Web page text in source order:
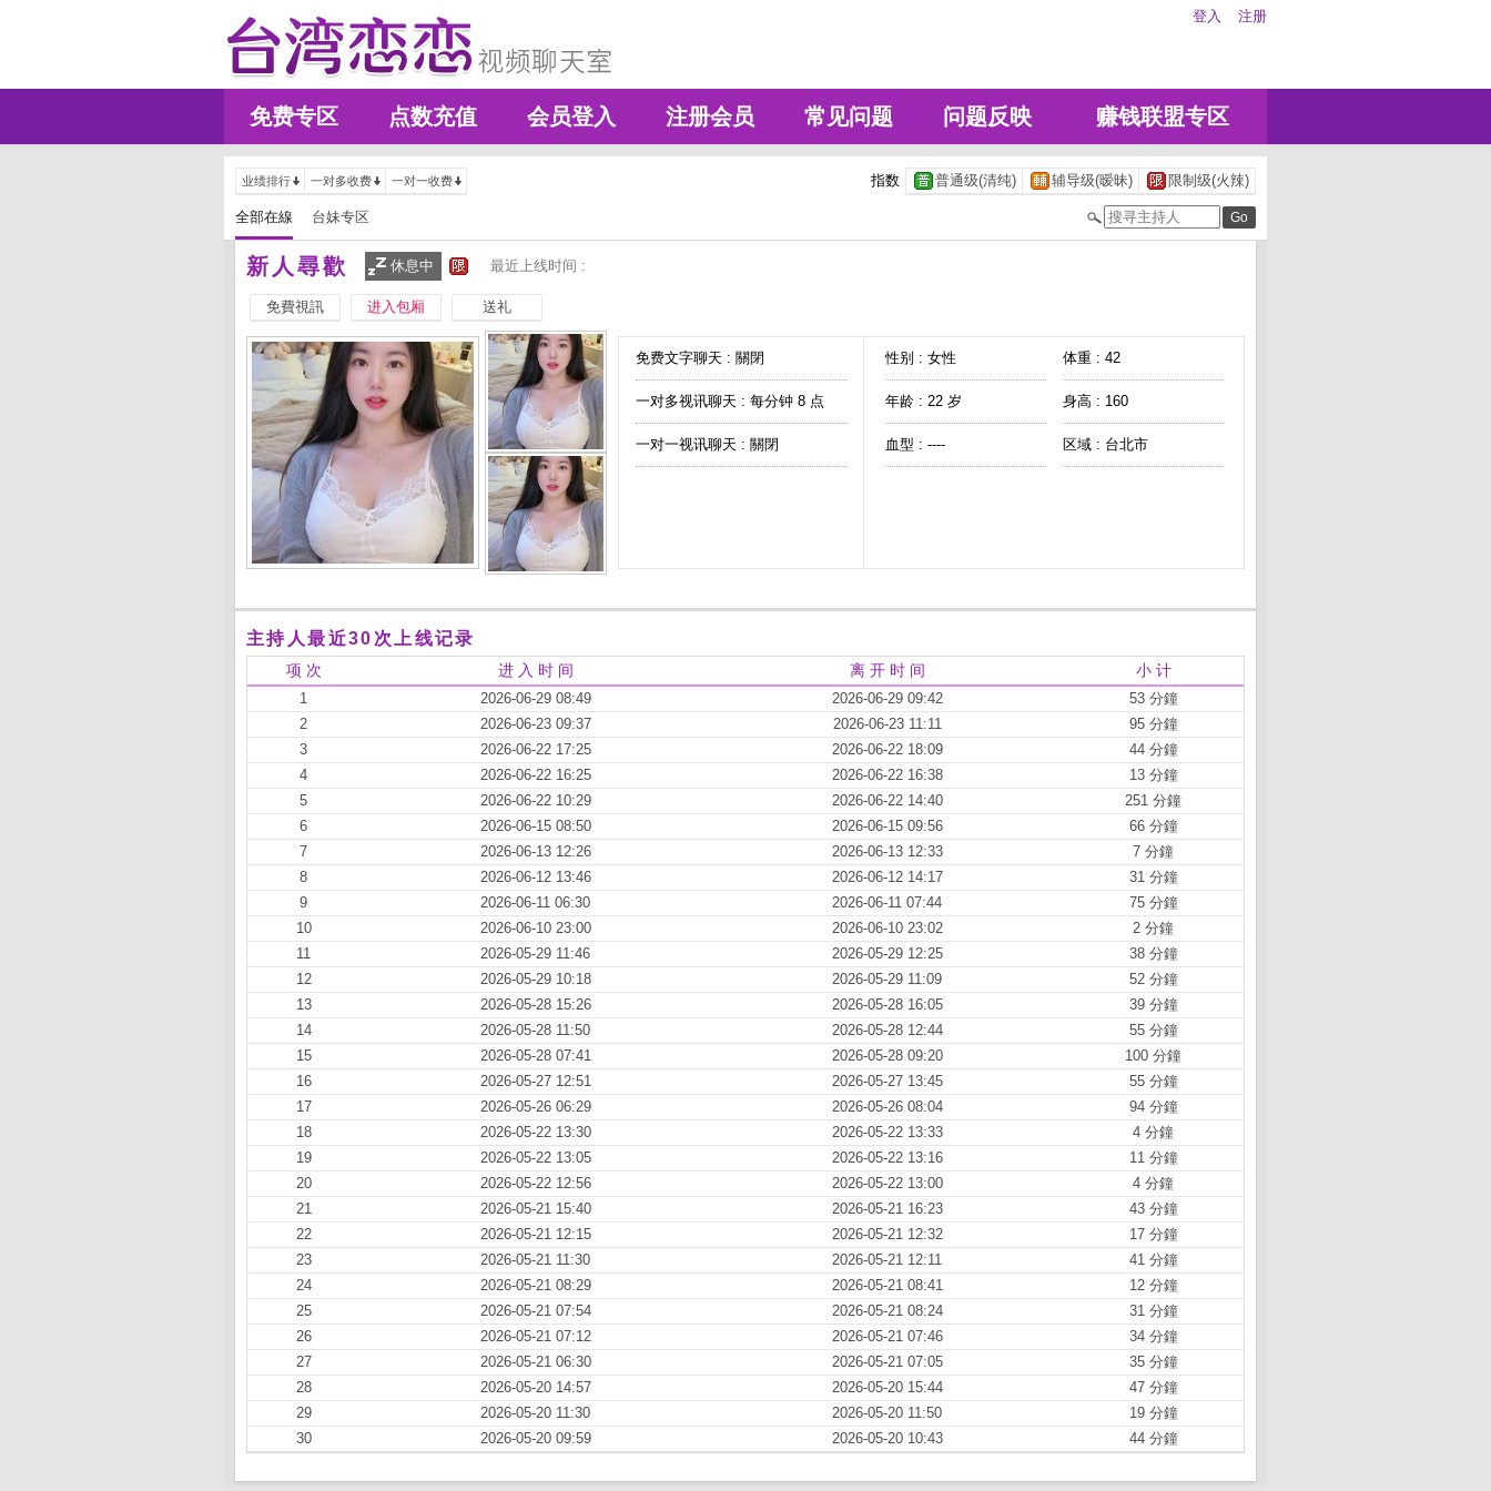
登入 注册
免费专区 点数充值 会员登入 注册会员 常见问题 问题反映 赚钱联盟专区
业绩排行 一对多收费 一对一收费 指数 普通级(清纯) 辅导级(暧昧) 限制级(火辣)
全部在線 台妹专区
新人尋歡 休息中 最近上线时间 :
免費視訊 进入包厢 送礼
免费文字聊天 : 關閉
一对多视讯聊天 : 每分钟 8 点
一对一视讯聊天 : 關閉
性别 : 女性 体重 : 42
年龄 : 22 岁 身高 : 160
血型 : ---- 区域 : 台北市
主持人最近30次上线记录
项 次 进 入 时 间 离 开 时 间 小 计
1 2026-06-29 08:49 2026-06-29 09:42
53 分鐘
2
2026-06-23 09:37 2026-06-23 11:11
95 分鐘
3
2026-06-22 17:25 2026-06-22 18:09
44 分鐘
4
2026-06-22 16:25 2026-06-22 16:38
13 分鐘
5
2026-06-22 10:29 2026-06-22 14:40
251 分鐘
6
2026-06-15 08:50 2026-06-15 09:56
66 分鐘
7
2026-06-13 12:26 2026-06-13 12:33
7 分鐘
8
2026-06-12 13:46 2026-06-12 14:17
31 分鐘
9
2026-06-11 06:30 2026-06-11 07:44
75 分鐘
10
2026-06-10 23:00 2026-06-10 23:02
2 分鐘
11
2026-05-29 11:46 2026-05-29 12:25
38 分鐘
12
2026-05-29 10:18 2026-05-29 11:09
52 分鐘
13
2026-05-28 15:26 2026-05-28 16:05
39 分鐘
14
2026-05-28 11:50 2026-05-28 12:44
55 分鐘
15
2026-05-28 07:41 2026-05-28 09:20
100 分鐘
16
2026-05-27 12:51 2026-05-27 13:45
55 分鐘
17
2026-05-26 06:29 2026-05-26 08:04
94 分鐘
18
2026-05-22 13:30 2026-05-22 13:33
4 分鐘
19
2026-05-22 13:05 2026-05-22 13:16
11 分鐘
20
2026-05-22 12:56 2026-05-22 13:00
4 分鐘
21
2026-05-21 15:40 2026-05-21 16:23
43 分鐘
22
2026-05-21 12:15 2026-05-21 12:32
17 分鐘
23
2026-05-21 11:30 2026-05-21 12:11
41 分鐘
24
2026-05-21 08:29 2026-05-21 08:41
12 分鐘
25
2026-05-21 07:54 2026-05-21 08:24
31 分鐘
26
2026-05-21 07:12 2026-05-21 07:46
34 分鐘
27
2026-05-21 06:30 2026-05-21 07:05
35 分鐘
28
2026-05-20 14:57 2026-05-20 15:44
47 分鐘
29
2026-05-20 11:30 2026-05-20 11:50
19 分鐘
30
2026-05-20 09:59 2026-05-20 10:43 44 分鐘